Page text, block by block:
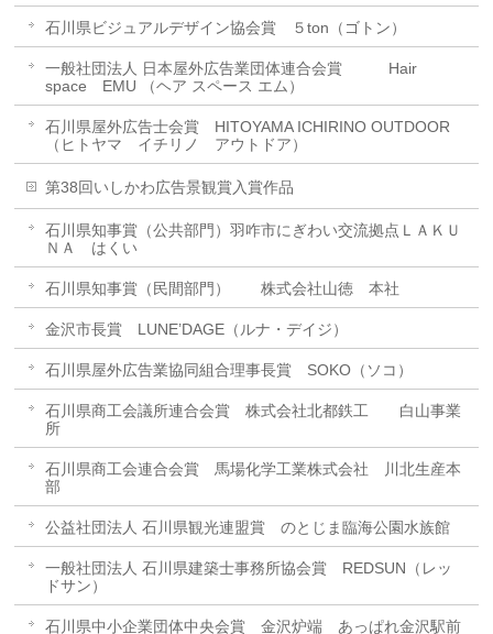
石川県ビジュアルデザイン協会賞 ５ton（ゴトン）
一般社団法人 日本屋外広告業団体連合会賞 Hair
space EMU （ヘア スペース エム）
石川県屋外広告士会賞 HITOYAMA ICHIRINO OUTDOOR
（ヒトヤマ イチリノ アウトドア）
第38回いしかわ広告景観賞入賞作品
石川県知事賞（公共部門）羽咋市にぎわい交流拠点ＬＡＫＵ
ＮＡ はくい
石川県知事賞（民間部門） 株式会社山徳 本社
金沢市長賞 LUNE’DAGE（ルナ・デイジ）
石川県屋外広告業協同組合理事長賞 SOKO（ソコ）
石川県商工会議所連合会賞 株式会社北都鉄工 白山事業
所
石川県商工会連合会賞 馬場化学工業株式会社 川北生産本
部
公益社団法人 石川県観光連盟賞 のとじま臨海公園水族館
一般社団法人 石川県建築士事務所協会賞 REDSUN（レッ
ドサン）
石川県中小企業団体中央会賞 金沢炉端 あっぱれ金沢駅前